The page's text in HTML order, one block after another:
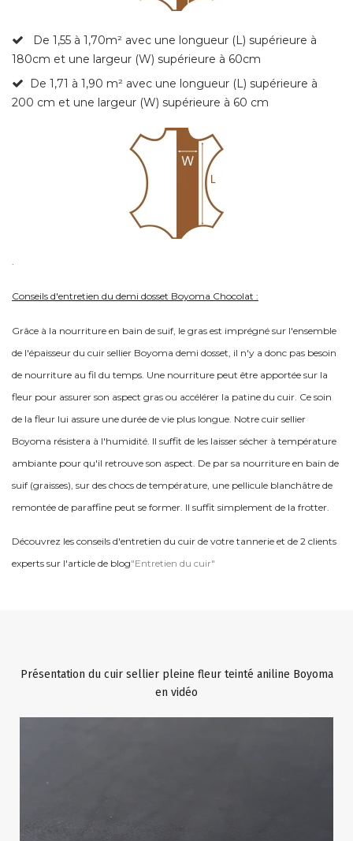
De 1,55 à 1,70m² avec une longueur (L) supérieure à
180cm et une largeur (W) supérieure à 60cm
De 1,71 à 1,90 m² avec une longueur (L) supérieure à
200 cm et une largeur (W) supérieure à 60 cm
.
Conseils d'entretien du demi dosset Boyoma Chocolat :
Grâce à la nourriture en bain de suif, le gras est imprégné sur l'ensemble
de l'épaisseur du cuir sellier Boyoma demi dosset, il n'y a donc pas besoin
de nourriture au fil du temps. Une nourriture peut être apportée sur la
fleur pour assurer son aspect gras ou accélérer la patine du cuir. Ce soin
de la fleur lui assure une durée de vie plus longue. Notre cuir sellier
Boyoma résistera à l'humidité. Il suffit de les laisser sécher à température
ambiante pour qu'il retrouve son aspect. De par sa nourriture en bain de
suif (graisses), sur des chocs de température, une pellicule blanchâtre de
remontée de paraffine peut se former. Il suffit simplement de la frotter.
Découvrez les conseils d'entretien du cuir de votre tannerie et de 2 clients
experts sur l'article de blog"Entretien du cuir"
Présentation du cuir sellier pleine fleur teinté aniline Boyoma
en vidéo